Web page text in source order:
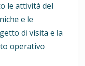
le attività del
e le
di visita e la
operativo